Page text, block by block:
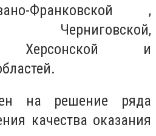
Франковской ,
Черниговской,
Херсонской и
на решение ряда
качества оказания